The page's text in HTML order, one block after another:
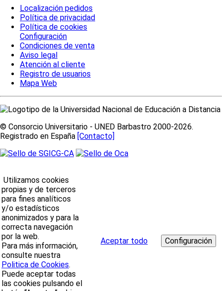
Localización pedidos
Política de privacidad
Política de cookies
Configuración
Condiciones de venta
Aviso legal
Atención al cliente
Registro de usuarios
Mapa Web
© Consorcio Universitario - UNED Barbastro 2000-2026.
Registrado en España [Contacto]
Utilizamos cookies
propias y de terceros
para fines analíticos
y/o estadísticos
anonimizados y para la
correcta navegación
por la web.
Para más información,
consulte nuestra
Politica de Cookies.
Puede aceptar todas
las cookies pulsando el
Aceptar todo